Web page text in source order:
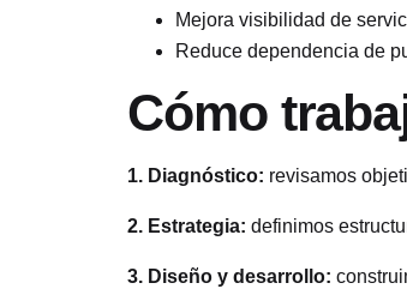
Mejora visibilidad de
Reduce dependencia de
Cómo
1. Diagnóstico: revisamos
2. Estrategia: definimos
3. Diseño y desarrollo: